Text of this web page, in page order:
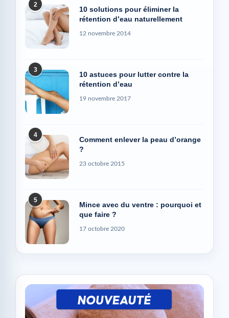
2
10 solutions pour éliminer la
rétention d’eau naturellement
12 novembre 2014
3
10 astuces pour lutter contre la
rétention d’eau
19 novembre 2017
4
Comment enlever la peau d’orange
?
23 octobre 2015
5
Mince avec du ventre : pourquoi et
que faire ?
17 octobre 2020